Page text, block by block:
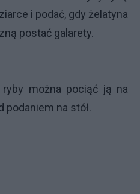
i podać, gdy żelatyna
postać galarety.
można pociąć ją na
podaniem na stół.